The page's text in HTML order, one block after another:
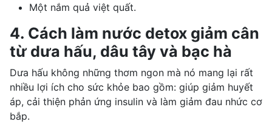
Một nắm quả việt quất.
4. Cách làm nước detox giảm cân
từ dưa hấu, dâu tây và bạc hà
Dưa hấu không những thơm ngon mà nó mang lại rất
nhiều lợi ích cho sức khỏe bao gồm: giúp giảm huyết
áp, cải thiện phản ứng insulin và làm giảm đau nhức cơ
bắp.